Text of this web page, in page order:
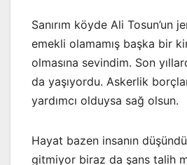
Sanırım köyde Ali Tosun’un
emekli olamamış başka bir
olmasına sevindim. Son
da yaşıyordu. Askerlik
yardımcı olduysa sağ olsun.
Hayat bazen insanın
gitmiyor biraz da şans talih